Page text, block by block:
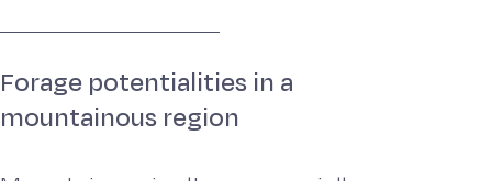
Forage potentialities in a
mountainous region